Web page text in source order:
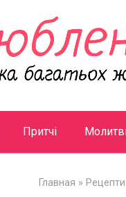
Притчі
Главная » Рецепти